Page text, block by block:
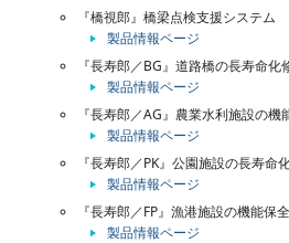
『橋視郎』橋梁点検支援システム
製品情報ページ
『長寿郎／BG』道路橋の長寿命
製品情報ページ
『長寿郎／AG』農業水利施設の
製品情報ページ
『長寿郎／PK』公園施設の長寿命
製品情報ページ
『長寿郎／FP』漁港施設の機能保
製品情報ページ